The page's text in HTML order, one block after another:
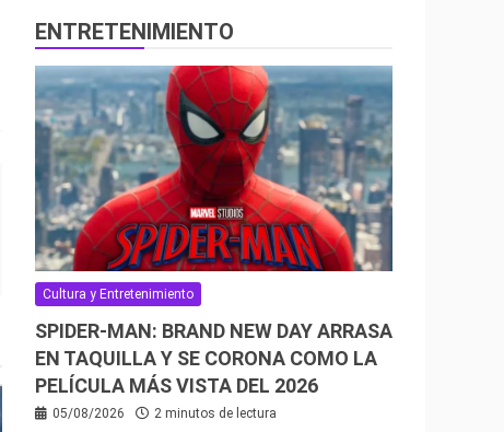
ENTRETENIMIENTO
Cultura y Entretenimiento
SPIDER-MAN: BRAND NEW DAY ARRASA
EN TAQUILLA Y SE CORONA COMO LA
PELÍCULA MÁS VISTA DEL 2026
05/08/2026 2 minutos de lectura